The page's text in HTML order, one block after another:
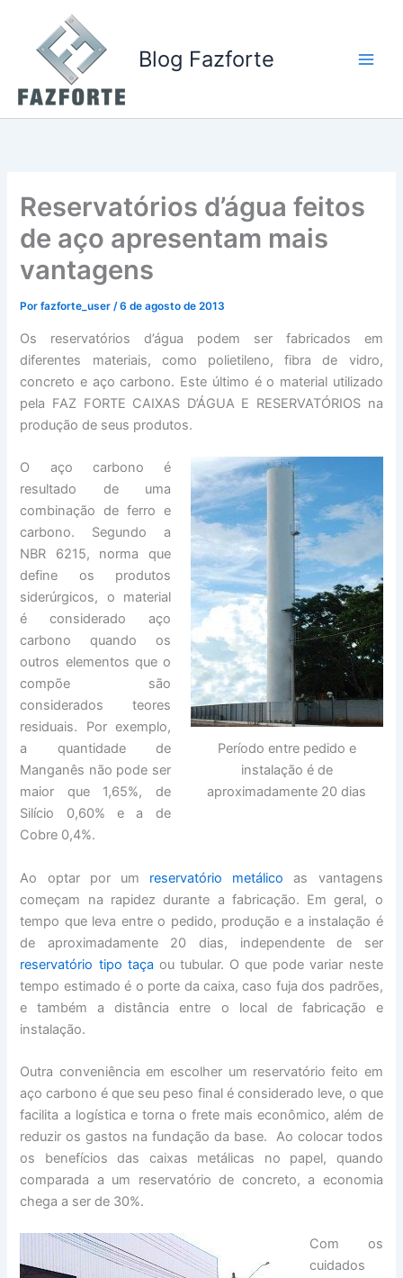
conteúdo
Blog Fazforte
Reservatórios d’água feitos
de aço apresentam mais
vantagens
Porfazforte_user/6 de agosto de 2013
Os reservatórios d’água podem ser fabricados em
diferentes materiais, como polietileno, fibra de vidro,
concreto e aço carbono. Este último é o material utilizado
pela FAZ FORTE CAIXAS D’ÁGUA E RESERVATÓRIOS na
produção de seus produtos.
Período entre pedido e
instalação é de
aproximadamente 20 dias
O aço carbono é
resultado de uma
combinação de ferro e
carbono. Segundo a
NBR 6215, norma que
define os produtos
siderúrgicos, o material
é considerado aço
carbono quando os
outros elementos que o
compõe são
considerados teores
residuais. Por exemplo,
a quantidade de
Manganês não pode ser
maior que 1,65%, de
Silício 0,60% e a de
Cobre 0,4%.
Ao optar por um reservatório metálico as vantagens
começam na rapidez durante a fabricação. Em geral, o
tempo que leva entre o pedido, produção e a instalação é
de aproximadamente 20 dias, independente de ser
reservatório tipo taça ou tubular. O que pode variar neste
tempo estimado é o porte da caixa, caso fuja dos padrões,
e também a distância entre o local de fabricação e
instalação.
Outra conveniência em escolher um reservatório feito em
aço carbono é que seu peso final é considerado leve, o que
facilita a logística e torna o frete mais econômico, além de
reduzir os gastos na fundação da base. Ao colocar todos
os benefícios das caixas metálicas no papel, quando
comparada a um reservatório de concreto, a economia
chega a ser de 30%.
Com os
cuidados